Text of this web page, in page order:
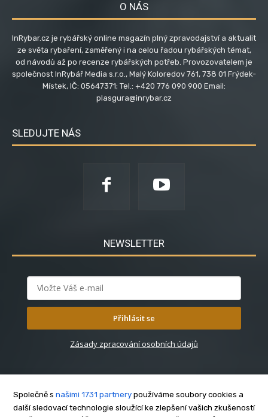
O NÁS
InRybar.cz je rybářský online magazín plný zpravodajství a aktualit
ze světa rybaření, zaměřený i na celou řadou rybářských témat,
od návodů až po recenze rybářských potřeb. Provozovatelem je
společnost InRybář Media s.r.o., Malý Koloredov 761, 738 01 Frýdek-
Místek, IČ: 05647371; Tel.: +420 776 090 900 Email:
plasgura@inrybar.cz
SLEDUJTE NÁS
NEWSLETTER
Přihlásit se
Zásady zpracování osobních údajů
Společně s našimi 1731 partnery používáme soubory cookies a
další sledovací technologie sloužící ke zlepšení vašich zkušeností